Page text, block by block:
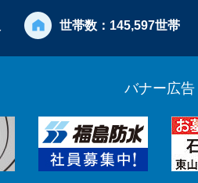
世帯数： 145,597世帯
バナー広告